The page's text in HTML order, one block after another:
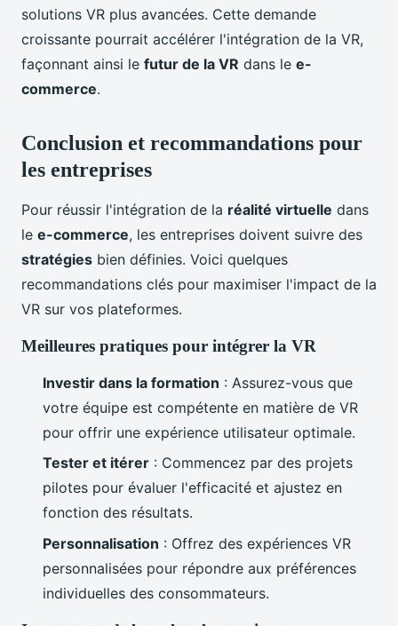
solutions VR plus avancées. Cette demande
croissante pourrait accélérer l'intégration de la VR,
façonnant ainsi le futur de la VR dans le e-
commerce.
Conclusion et recommandations pour
les entreprises
Pour réussir l'intégration de la réalité virtuelle dans
le e-commerce, les entreprises doivent suivre des
stratégies bien définies. Voici quelques
recommandations clés pour maximiser l'impact de la
VR sur vos plateformes.
Meilleures pratiques pour intégrer la VR
Investir dans la formation : Assurez-vous que
votre équipe est compétente en matière de VR
pour offrir une expérience utilisateur optimale.
Tester et itérer : Commencez par des projets
pilotes pour évaluer l'efficacité et ajustez en
fonction des résultats.
Personnalisation : Offrez des expériences VR
personnalisées pour répondre aux préférences
individuelles des consommateurs.